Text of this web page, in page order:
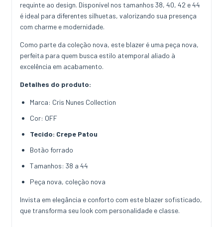
requinte ao design. Disponível nos tamanhos 38, 40, 42 e 44
é ideal para diferentes silhuetas, valorizando sua presença
com charme e modernidade.
Como parte da coleção nova, este blazer é uma peça nova,
perfeita para quem busca estilo atemporal aliado à
excelência em acabamento.
Detalhes do produto:
Marca: Cris Nunes Collection
Cor: OFF
Tecido: Crepe Patou
Botão forrado
Tamanhos: 38 a 44
Peça nova, coleção nova
Invista em elegância e conforto com este blazer sofisticado,
que transforma seu look com personalidade e classe.